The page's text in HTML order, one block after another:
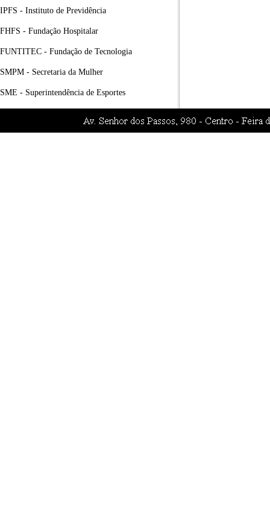
IPFS - Instituto de Previdência
FHFS - Fundação Hospitalar
FUNTITEC - Fundação de Tecnologia
SMPM - Secretaria da Mulher
SME - Superintendência de Esportes